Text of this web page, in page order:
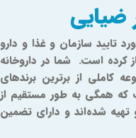
ضیایی
تایید سازمان و غذا و دارو
خود را آغاز کرده است. شما در داروخانه
به مجموعه کاملی از برترین برندهای
همگی به طور مستقیم از
تهیه شده‌اند و دارای تضمین